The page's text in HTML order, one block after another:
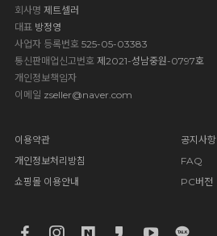
회사명 제트셀러
대표방정영
사업자 등록번호 525-05-03383
통신판매업신고번호 제2021-성남중원-0797호
개인정보책임자
이메일 zseller@naver.com
이용약관
개인정보처리방침
쇼핑몰 이용안내
공지사항
FAQ
PC버전